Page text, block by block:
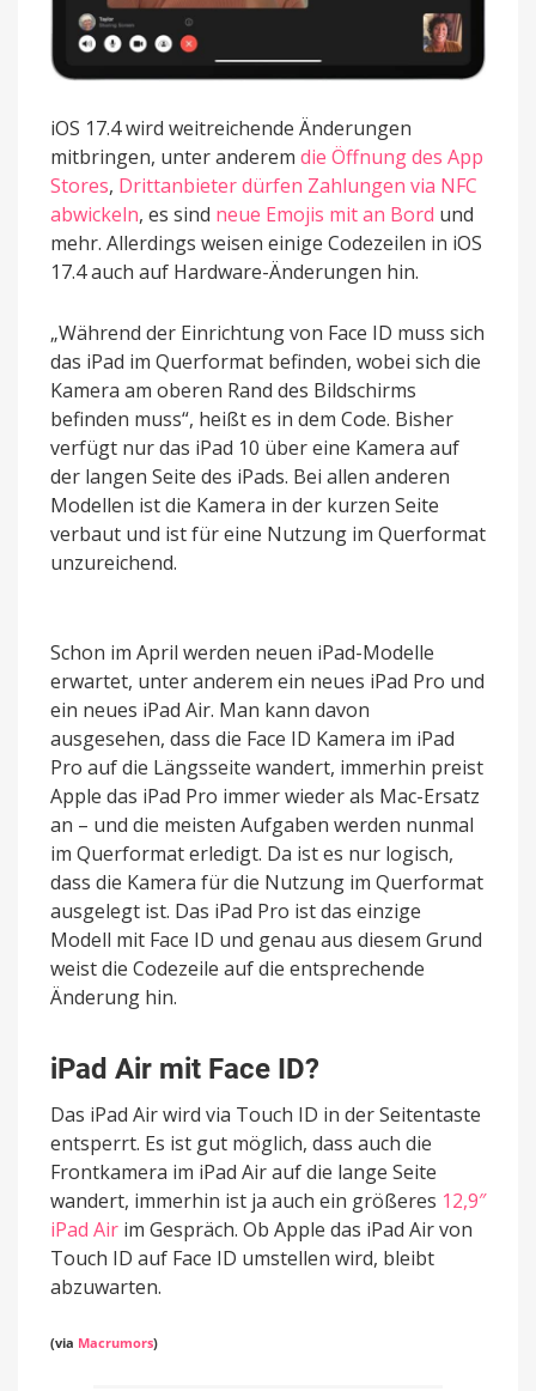
iOS 17.4 wird weitreichende Änderungen
mitbringen, unter anderem die Öffnung des App
Stores, Drittanbieter dürfen Zahlungen via NFC
abwickeln, es sind neue Emojis mit an Bord und
mehr. Allerdings weisen einige Codezeilen in iOS
17.4 auch auf Hardware-Änderungen hin.
„Während der Einrichtung von Face ID muss sich
das iPad im Querformat befinden, wobei sich die
Kamera am oberen Rand des Bildschirms
befinden muss“, heißt es in dem Code. Bisher
verfügt nur das iPad 10 über eine Kamera auf
der langen Seite des iPads. Bei allen anderen
Modellen ist die Kamera in der kurzen Seite
verbaut und ist für eine Nutzung im Querformat
unzureichend.
Schon im April werden neuen iPad-Modelle
erwartet, unter anderem ein neues iPad Pro und
ein neues iPad Air. Man kann davon
ausgesehen, dass die Face ID Kamera im iPad
Pro auf die Längsseite wandert, immerhin preist
Apple das iPad Pro immer wieder als Mac-Ersatz
an – und die meisten Aufgaben werden nunmal
im Querformat erledigt. Da ist es nur logisch,
dass die Kamera für die Nutzung im Querformat
ausgelegt ist. Das iPad Pro ist das einzige
Modell mit Face ID und genau aus diesem Grund
weist die Codezeile auf die entsprechende
Änderung hin.
iPad Air mit Face ID?
Das iPad Air wird via Touch ID in der Seitentaste
entsperrt. Es ist gut möglich, dass auch die
Frontkamera im iPad Air auf die lange Seite
wandert, immerhin ist ja auch ein größeres 12,9″
iPad Air im Gespräch. Ob Apple das iPad Air von
Touch ID auf Face ID umstellen wird, bleibt
abzuwarten.
(via Macrumors)